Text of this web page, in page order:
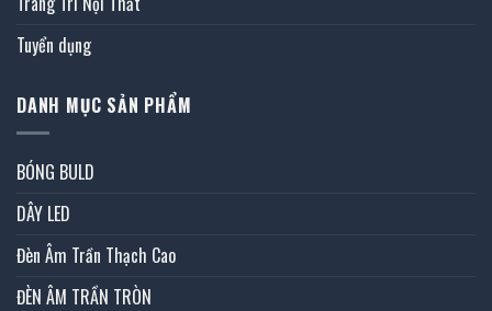
Tuyển dụng
DANH MỤC SẢN PHẨM
BÓNG BULD
DÂY LED
Đèn Âm Trần Thạch Cao
ĐÈN ÂM TRẦN TRÒN